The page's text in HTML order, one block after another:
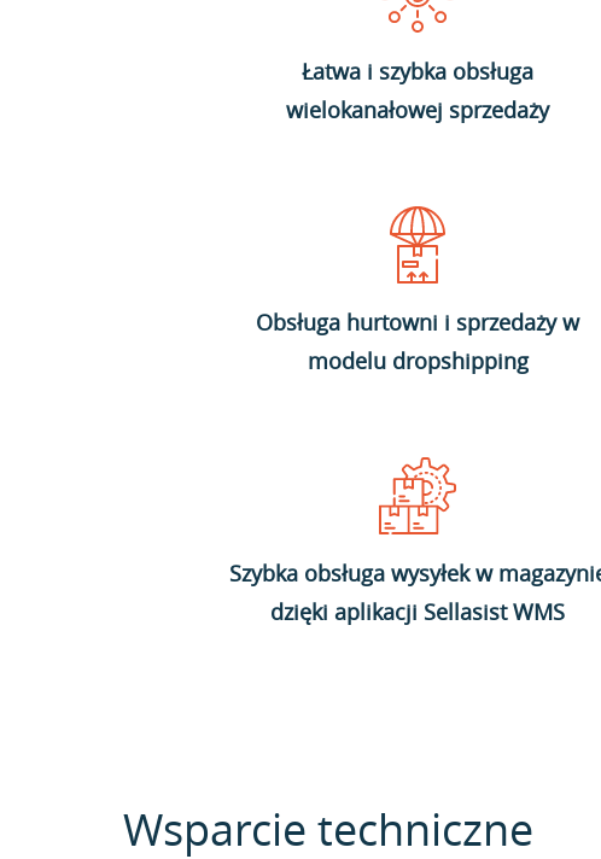
Łatwa i szybka obsługa
wielokanałowej sprzedaży
Obsługa hurtowni i sprzedaży w
modelu dropshipping
Szybka obsługa wysyłek w
dzięki aplikacji Sellasist WMS
Wsparcie techniczne